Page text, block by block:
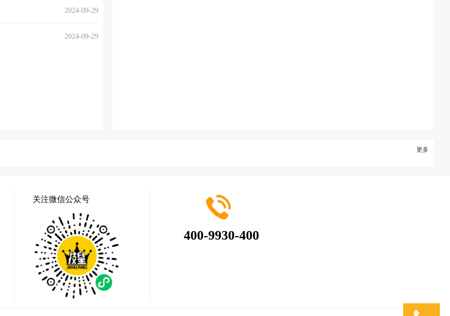
2024-09-29
2024-09-29
更多
关注微信公众号
400-9930-400